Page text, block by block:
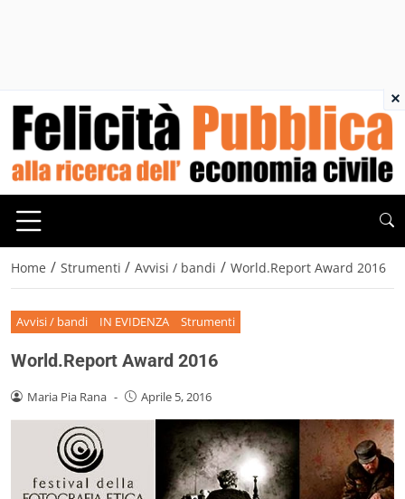
Home / Strumenti / Avvisi / bandi / World.Report Award 2016
Avvisi / bandi IN EVIDENZA Strumenti
World.Report Award 2016
Maria Pia Rana - Aprile 5, 2016
×